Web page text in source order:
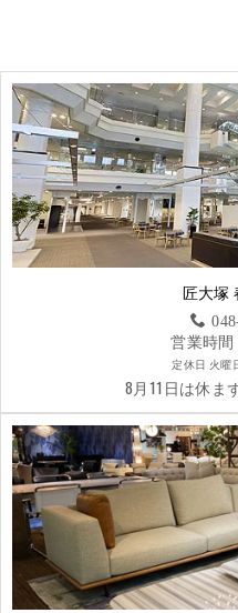
匠大塚
営業時間
定休日 火曜
8月11日は休ま